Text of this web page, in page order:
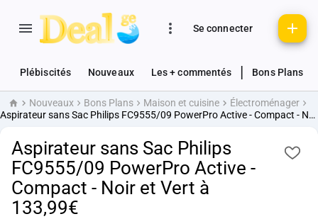
Se connecter
Plébiscités Nouveaux Les + commentés Bons Plans
AccueilNouveaux Bons Plans Maison et cuisine
Électroménager
Aspirateur sans Sac Philips FC9555/09 PowerPro Active - Compact - Noir et Vert à 133,99€
Aspirateur sans Sac Philips
FC9555/09 PowerPro Active -
Compact - Noir et Vert à
133,99€